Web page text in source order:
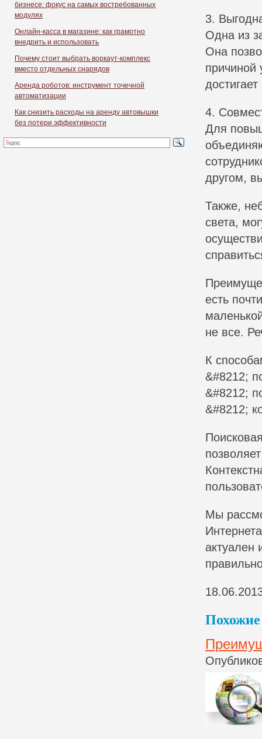
бизнесе: фокус на самых востребованных
модулях
Онлайн-касса в магазине: как грамотно
внедрить и использовать
Почему стоит выбрать воркаут-комплекс
вместо отдельных снарядов
Аренда роботов: инструмент точечной
автоматизации
Как снизить расходы на аренду автовышки
без потери эффективности
3.
Одна из
Она
причиной
4.
Для
другом,
Также,
света,
есть
не все.
К
&#8212;
&#8212;
&#8212;
Мы
актуален
Похожие